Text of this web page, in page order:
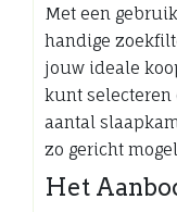
Met een
handige
jouw ideale
kunt selecteren
aantal
zo gericht
Het